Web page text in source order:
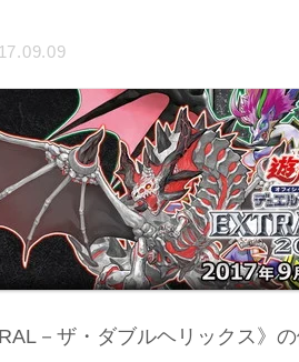
－ザ・ダブルヘリックス》